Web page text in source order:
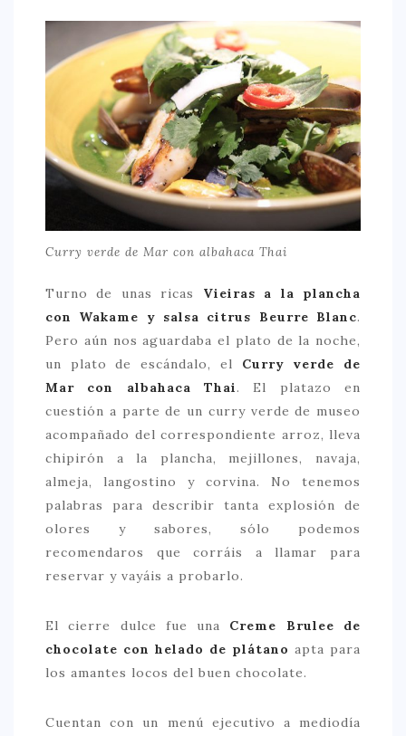
Curry verde de Mar con albahaca Thai
Turno de unas ricas Vieiras a la plancha
con Wakame y salsa citrus Beurre Blanc.
Pero aún nos aguardaba el plato de la noche,
un plato de escándalo, el Curry verde de
Mar con albahaca Thai. El platazo en
cuestión a parte de un curry verde de museo
acompañado del correspondiente arroz, lleva
chipirón a la plancha, mejillones, navaja,
almeja, langostino y corvina. No tenemos
palabras para describir tanta explosión de
olores y sabores, sólo podemos
recomendaros que corráis a llamar para
reservar y vayáis a probarlo.
El cierre dulce fue una Creme Brulee de
chocolate con helado de plátano apta para
los amantes locos del buen chocolate.
Cuentan con un menú ejecutivo a mediodía